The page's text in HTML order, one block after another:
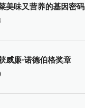
美味又营养的基因密码
威廉·诺德伯格奖章